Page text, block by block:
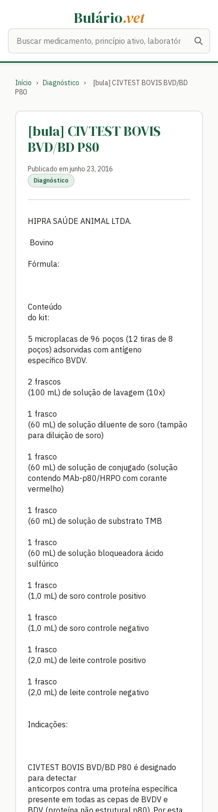
Bulário.vet
Início › Diagnóstico ›
[bula] CIVTEST BOVIS BVD/BD
P80
[bula] CIVTEST BOVIS
BVD/BD P80
Publicado em junho 23, 2016
Diagnóstico
HIPRA SAÚDE ANIMAL LTDA.
Bovino
Fórmula:
Conteúdo
do kit:
5 microplacas de 96 poços (12 tiras de 8
poços) adsorvidas com antígeno
específico BVDV.
2 frascos
(100 mL) de solução de lavagem (10x)
1 frasco
(60 mL) de solução diluente de soro (tampão
para diluição de soro)
1 frasco
(60 mL) de solução de conjugado (solução
contendo MAb-p80/HRPO com corante
vermelho)
1 frasco
(60 mL) de solução de substrato TMB
1 frasco
(60 mL) de solução bloqueadora ácido
sulfúrico
1 frasco
(1,0 mL) de soro controle positivo
1 frasco
(1,0 mL) de soro controle negativo
1 frasco
(2,0 mL) de leite controle positivo
1 frasco
(2,0 mL) de leite controle negativo
Indicações:
CIVTEST BOVIS BVD/BD P80 é designado
para detectar
anticorpos contra uma proteína específica
presente em todas as cepas de BVDV e
BDV (proteína não estrutural p80). Por esta